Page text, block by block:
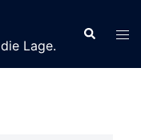
Lage.
Suche